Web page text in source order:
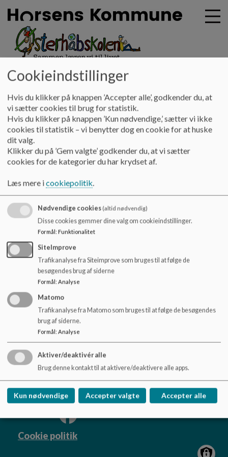
oesterhaabskolen
Vores skole Ledige stillinger
Ledige stillinger
Ledige stillinger på Østerhåbskolen bliver slået op på
Horsens Kommunes hjemmeside.
Følg dette link
Lærervikar
Vi mangler i øjeblikket ikke lærervikarer, men du er altid
velkommen til at sende din uopfordrede ansøgning til skolens
mailadresseohs@horsens.dk.
Østerhåbskolen afd. Torsted og Hatting
Søndre Torstedvej 1 og Grønhøjvej 1, 8700
Horsens
ohs@horsens.dk
+45 76 29 32 30
EAN NR.
5798006184927
Sitemap
Cookie politik
Cookieindstillinger
Hvis du klikker på knappen ’Accepter alle’, godkender du, at
vi sætter cookies til brug for statistik.
Hvis du klikker på knappen ’Kun nødvendige,’ sætter vi ikke
cookies til statistik – vi benytter dog en cookie for at huske
dit valg.
Klikker du på ’Gem valgte’ godkender du, at vi sætter
cookies for de kategorier du har krydset af.
Læs mere icookiepolitik.
Nødvendige cookies(altid nødvendig)
Disse cookies gemmer dine valg om cookieindstillinger.
Formål: Funktionalitet
SiteImprove
Trafikanalyse fra Siteimprove som bruges til at følge de
besøgendes brug af siderne
Formål: Analyse
Matomo
Trafikanalyse fra Matomo som bruges til at følge de besøgendes
brug af siderne.
Formål: Analyse
Aktiver/deaktivér alle
Brug denne kontakt til at aktivere/deaktivere alle apps.
Kun nødvendige Accepter valgte Accepter alle